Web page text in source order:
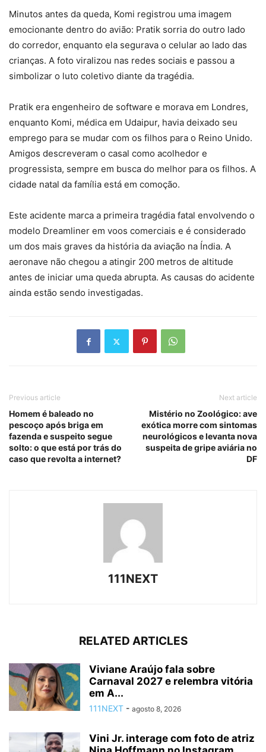
Minutos antes da queda, Komi registrou uma imagem
emocionante dentro do avião: Pratik sorria do outro lado
do corredor, enquanto ela segurava o celular ao lado das
crianças. A foto viralizou nas redes sociais e passou a
simbolizar o luto coletivo diante da tragédia.
Pratik era engenheiro de software e morava em Londres,
enquanto Komi, médica em Udaipur, havia deixado seu
emprego para se mudar com os filhos para o Reino Unido.
Amigos descreveram o casal como acolhedor e
progressista, sempre em busca do melhor para os filhos. A
cidade natal da família está em comoção.
Este acidente marca a primeira tragédia fatal envolvendo o
modelo Dreamliner em voos comerciais e é considerado
um dos mais graves da história da aviação na Índia. A
aeronave não chegou a atingir 200 metros de altitude
antes de iniciar uma queda abrupta. As causas do acidente
ainda estão sendo investigadas.
Previous article
Homem é baleado no
pescoço após briga em
fazenda e suspeito segue
solto: o que está por trás do
caso que revolta a internet?
Next article
Mistério no Zoológico: ave
exótica morre com sintomas
neurológicos e levanta nova
suspeita de gripe aviária no
DF
111NEXT
RELATED ARTICLES
Viviane Araújo fala sobre
Carnaval 2027 e relembra vitória
em A...
111NEXT - agosto 8, 2026
Vini Jr. interage com foto de atriz